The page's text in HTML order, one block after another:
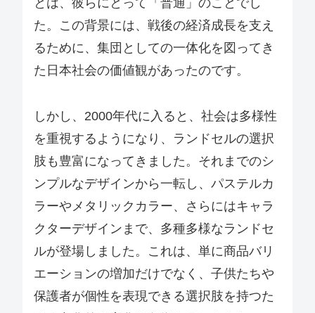
とは、彼らにとって「普通」のことでし
た。この背景には、戦後の経済成長を支え
るために、集団としての一体化を図ってき
た日本社会の価値観があったのです。
しかし、2000年代に入ると、社会は多様性
を重視するようになり、ランドセルの選択
肢も豊富になってきました。それまでのシ
ンプルなデザインから一転し、パステルカ
ラーやメタリックカラー、さらにはキャラ
クターデザインまで、多種多様なランドセ
ルが登場しました。これは、単に商品バリ
エーションの増加だけでなく、子供たちや
保護者が個性を表現できる選択肢を持つた